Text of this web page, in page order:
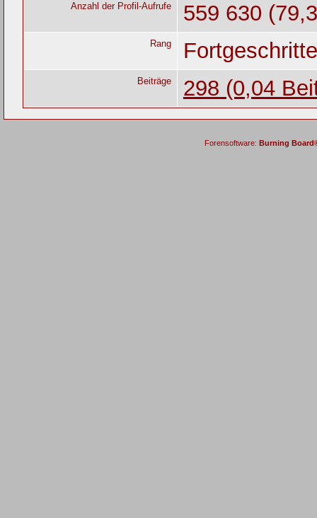
Anzahl der Profil-Aufrufe 559 630
Rang
Beiträge 298 (0,04
Forensoftware: Burning